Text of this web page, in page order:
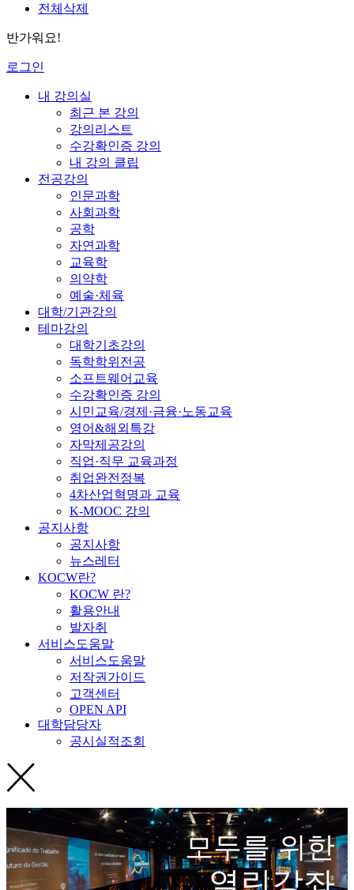
전체삭제
반가워요!
로그인
내 강의실
최근 본 강의
강의리스트
수강확인증 강의
내 강의 클립
전공강의
인문과학
사회과학
공학
자연과학
교육학
의약학
예술·체육
대학/기관강의
테마강의
대학기초강의
독학학위전공
소프트웨어교육
수강확인증 강의
시민교육/경제·금융·노동교육
영어&해외특강
자막제공강의
직업·직무 교육과정
취업완전정복
4차산업혁명과 교육
K-MOOC 강의
공지사항
공지사항
뉴스레터
KOCW란?
KOCW 란?
활용안내
발자취
서비스도움말
서비스도움말
저작권가이드
고객센터
OPEN API
대학담당자
공시실적조회
모두를 위한